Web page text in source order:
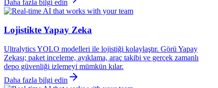
Daha fazla bilgi edin
Lojistikte Yapay Zeka
Ultralytics YOLO modelleri ile lojistiği kolaylaştır. Görü Yapay
Zekası; paket inceleme, ayıklama, araç takibi ve gerçek zamanlı
depo güvenliği izlemeyi mümkün kılar.
Daha fazla bilgi edin